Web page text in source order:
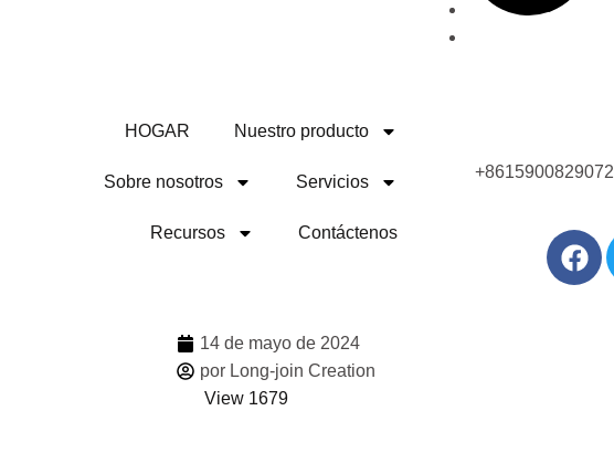
HOGAR Nuestro producto
Sobre nosotros Servicios
Recursos Contáctenos
+8615900829072
Compartir:
14 de mayo de 2024
por Long-join Creation
View 1679